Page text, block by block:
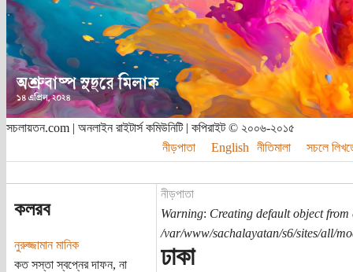
সচলায়তন.com | অনলাইন রাইটার্স কমিউনিটি | কপিরাইট © ২০০৬-২০১৫
নীড়পাতা
English নীতিমালা সচলে
কলরব
নুরুজ্জামান মানিক
কত সস্তা স্বপ্নের দাফন, না
নীড়পাতা
Warning: Creating default object from
/var/www/sachalayatan/s6/sites/all/
ঢাকা